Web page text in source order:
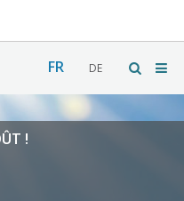
FR DE
!